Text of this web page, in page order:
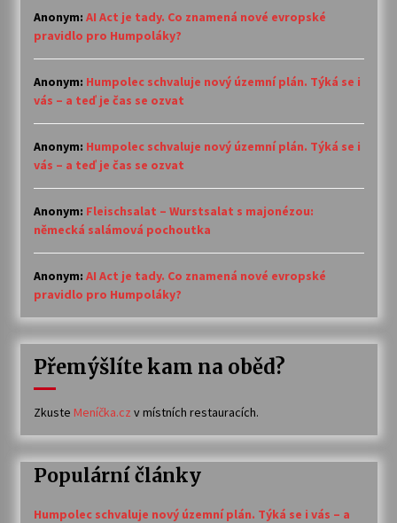
Anonym: AI Act je tady. Co znamená nové evropské
pravidlo pro Humpoláky?
Anonym: Humpolec schvaluje nový územní plán. Týká se i
vás – a teď je čas se ozvat
Anonym: Humpolec schvaluje nový územní plán. Týká se i
vás – a teď je čas se ozvat
Anonym: Fleischsalat – Wurstsalat s majonézou:
německá salámová pochoutka
Anonym: AI Act je tady. Co znamená nové evropské
pravidlo pro Humpoláky?
Přemýšlíte kam na oběd?
Zkuste Meníčka.cz v místních restauracích.
Populární články
Humpolec schvaluje nový územní plán. Týká se i vás – a